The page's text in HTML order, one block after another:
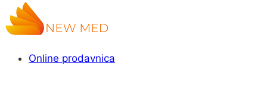
Online prodavnica